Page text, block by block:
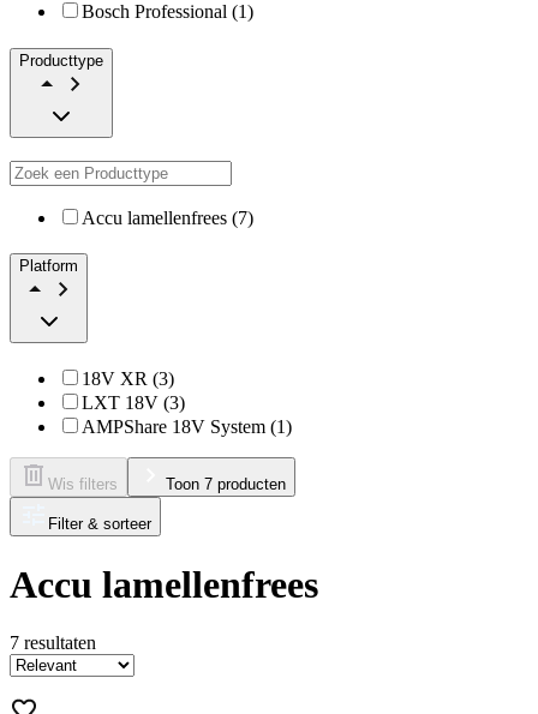
Bosch Professional (1)
Producttype
Accu lamellenfrees (7)
Platform
18V XR (3)
LXT 18V (3)
AMPShare 18V System (1)
Wis filters Toon 7 producten
Filter & sorteer
Accu lamellenfrees
7 resultaten